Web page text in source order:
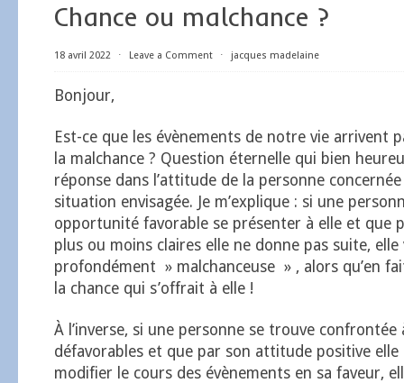
Chance ou malchance ?
18 avril 2022 ⋅ Leave a Comment ⋅ jacques madelaine
Bonjour,
Est-ce que les évènements de notre vie arrivent
la malchance ? Question éternelle qui bien
réponse dans l’attitude de la personne
situation envisagée. Je m’explique : si une
opportunité favorable se présenter à elle et que
plus ou moins claires elle ne donne pas suite, elle
profondément » malchanceuse » , alors qu’en
la chance qui s’offrait à elle !
À l’inverse, si une personne se trouve
défavorables et que par son attitude positive elle
modifier le cours des évènements en sa faveur,